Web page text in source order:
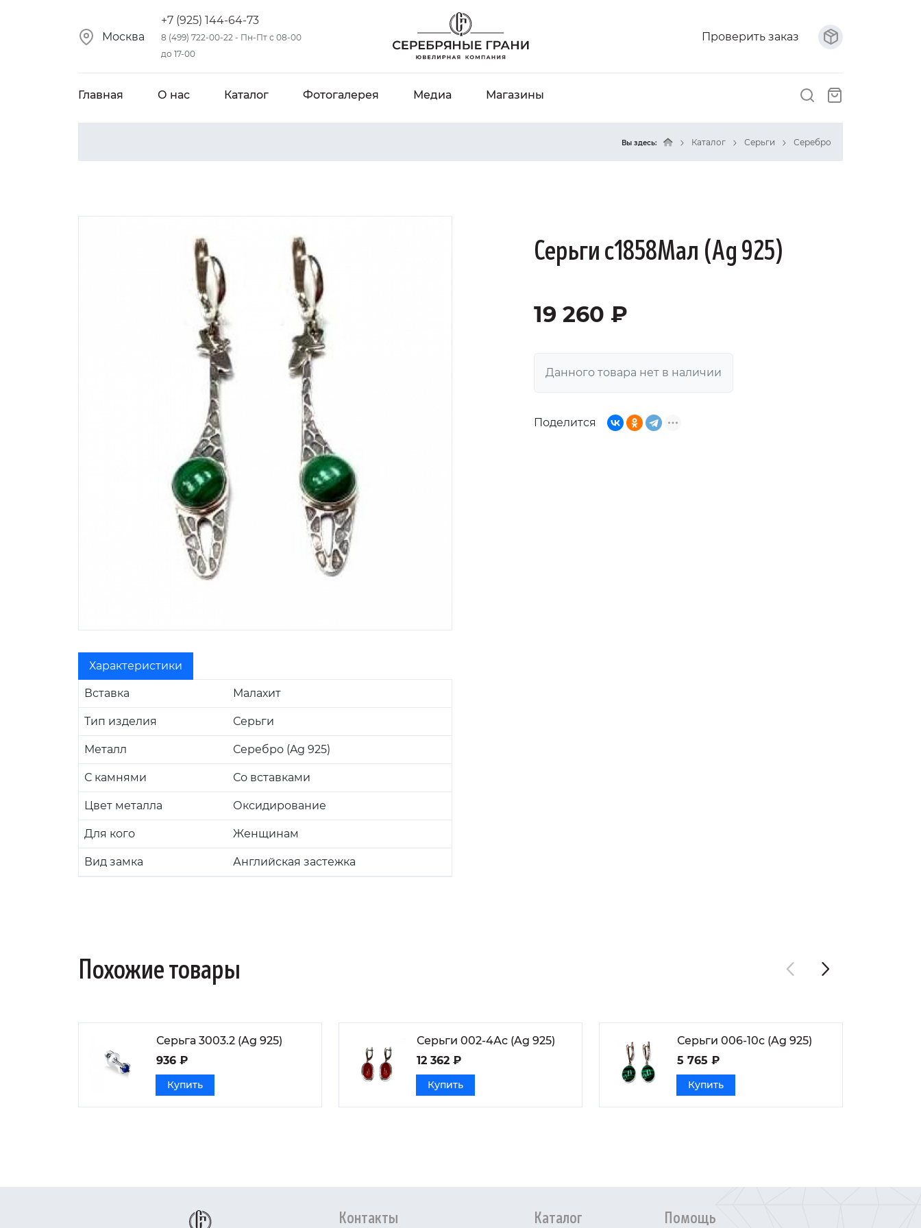
Москва
+7 (925) 144-64-73
8 (499) 722-00-22 - Пн-Пт с 08-00
до 17-00
Проверить заказ
Главная О нас Каталог Фотогалерея Медиа Магазины
Вы здесь: Каталог Серьги Серебро
Характеристики
Вставка Малахит
Тип изделия Серьги
Металл Серебро (Ag 925)
С камнями Со вставками
Цвет металла Оксидирование
Для кого Женщинам
Вид замка Английская застежка
Серьги с1858Мал (Ag 925)
19 260 ₽
Данного товара нет в наличии
Поделится
Похожие товары
Серьга 3003.2 (Ag 925)
936 ₽
Купить
Серьги 002-4Ас (Ag 925)
12 362 ₽
Купить
Серьги 006-10с (Ag 925)
5 765 ₽
Купить
Контакты Каталог Помощь